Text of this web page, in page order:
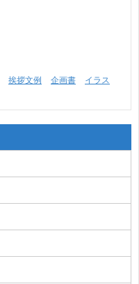
挨拶文例 企画書
イラス